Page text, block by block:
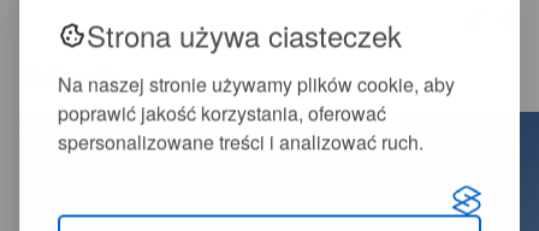
Strona używa ciasteczek
Na naszej stronie używamy plików cookie, aby
poprawić jakość korzystania, oferować
spersonalizowane treści i analizować ruch.
Multimedia